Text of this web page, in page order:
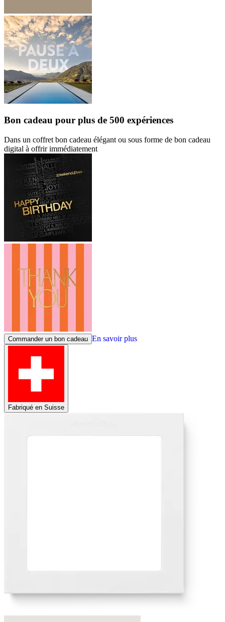
Bon cadeau pour plus de 500 expériences
Dans un coffret bon cadeau élégant ou sous forme de bon cadeau
digital à offrir immédiatement
Commander un bon cadeau En savoir plus
Fabriqué en Suisse